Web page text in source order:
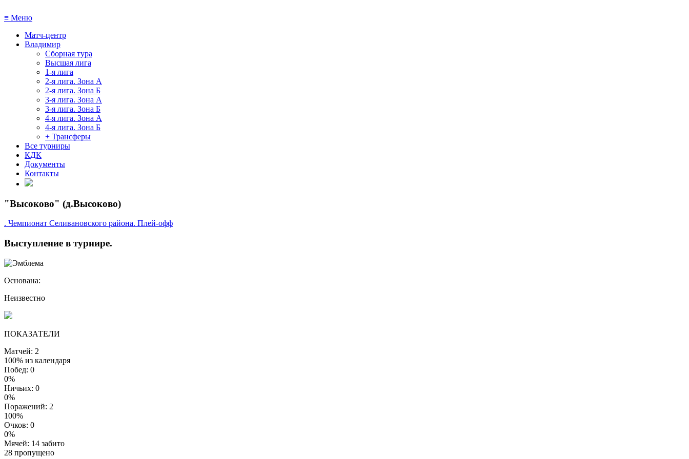
≡ Меню
Матч-центр
Владимир
Сборная тура
Высшая лига
1-я лига
2-я лига. Зона А
2-я лига. Зона Б
3-я лига. Зона А
3-я лига. Зона Б
4-я лига. Зона А
4-я лига. Зона Б
+ Трансферы
Все турниры
КДК
Документы
Контакты
"Высоково" (д.Высоково)
. Чемпионат Селивановского района. Плей-офф
Выступление в турнире.
Основана:
Неизвестно
ПОКАЗАТЕЛИ
Матчей: 2
100% из календаря
Побед: 0
0%
Ничьих: 0
0%
Поражений: 2
100%
Очков: 0
0%
Мячей: 14 забито
28 пропущено